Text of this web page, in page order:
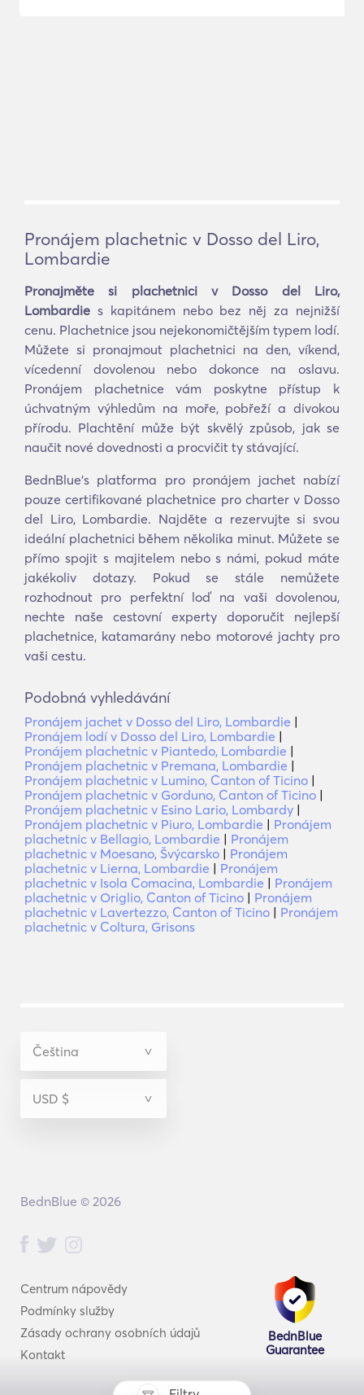
Pronájem plachetnic v Dosso del Liro,
Lombardie
Pronajměte si plachetnici v Dosso del Liro,
Lombardie s kapitánem nebo bez něj za nejnižší
cenu. Plachetnice jsou nejekonomičtějším typem lodí.
Můžete si pronajmout plachetnici na den, víkend,
vícedenní dovolenou nebo dokonce na oslavu.
Pronájem plachetnice vám poskytne přístup k
úchvatným výhledům na moře, pobřeží a divokou
přírodu. Plachtění může být skvělý způsob, jak se
naučit nové dovednosti a procvičit ty stávající.
BednBlue's platforma pro pronájem jachet nabízí
pouze certifikované plachetnice pro charter v Dosso
del Liro, Lombardie. Najděte a rezervujte si svou
ideální plachetnici během několika minut. Můžete se
přímo spojit s majitelem nebo s námi, pokud máte
jakékoliv dotazy. Pokud se stále nemůžete
rozhodnout pro perfektní loď na vaši dovolenou,
nechte naše cestovní experty doporučit nejlepší
plachetnice, katamarány nebo motorové jachty pro
vaši cestu.
Podobná vyhledávání
Pronájem jachet v Dosso del Liro, Lombardie |
Pronájem lodí v Dosso del Liro, Lombardie |
Pronájem plachetnic v Piantedo, Lombardie |
Pronájem plachetnic v Premana, Lombardie |
Pronájem plachetnic v Lumino, Canton of Ticino |
Pronájem plachetnic v Gorduno, Canton of Ticino |
Pronájem plachetnic v Esino Lario, Lombardy |
Pronájem plachetnic v Piuro, Lombardie | Pronájem
plachetnic v Bellagio, Lombardie | Pronájem
plachetnic v Moesano, Švýcarsko | Pronájem
plachetnic v Lierna, Lombardie | Pronájem
plachetnic v Isola Comacina, Lombardie | Pronájem
plachetnic v Origlio, Canton of Ticino | Pronájem
plachetnic v Lavertezzo, Canton of Ticino | Pronájem
plachetnic v Coltura, Grisons
Centrum nápovědy
Podmínky služby
Zásady ochrany osobních údajů
Kontakt
BednBlue
Guarantee
BednBlue © 2026